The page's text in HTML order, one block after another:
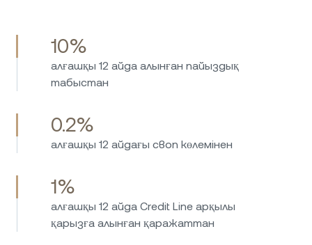
10%
алғашқы 12 айда алынған пайыздық
табыстан
0.2%
алғашқы 12 айдағы своп көлемінен
1%
алғашқы 12 айда Credit Line арқылы
қарызға алынған қаражаттан